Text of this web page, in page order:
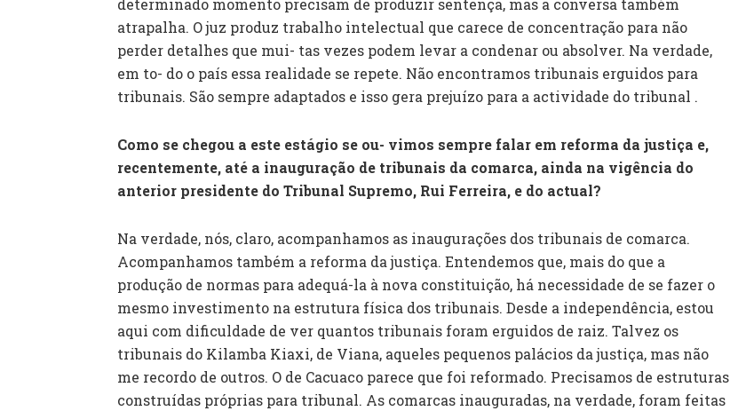
determinado momento precisam de produzir sentença, mas a conversa também
atrapalha. O juz produz trabalho intelectual que carece de concentração para não
perder detalhes que mui- tas vezes podem levar a condenar ou absolver. Na verdade,
em to- do o país essa realidade se repete. Não encontramos tribunais erguidos para
tribunais. São sempre adaptados e isso gera prejuízo para a actividade do tribunal .
Como se chegou a este estágio se ou- vimos sempre falar em reforma da justiça e,
recentemente, até a inauguração de tribunais da comarca, ainda na vigência do
anterior presidente do Tribunal Supremo, Rui Ferreira, e do actual?
Na verdade, nós, claro, acompanhamos as inaugurações dos tribunais de comarca.
Acompanhamos também a reforma da justiça. Entendemos que, mais do que a
produção de normas para adequá-la à nova constituição, há necessidade de se fazer o
mesmo investimento na estrutura física dos tribunais. Desde a independência, estou
aqui com dificuldade de ver quantos tribunais foram erguidos de raiz. Talvez os
tribunais do Kilamba Kiaxi, de Viana, aqueles pequenos palácios da justiça, mas não
me recordo de outros. O de Cacuaco parece que foi reformado. Precisamos de estruturas
construídas próprias para tribunal. As comarcas inauguradas, na verdade, foram feitas